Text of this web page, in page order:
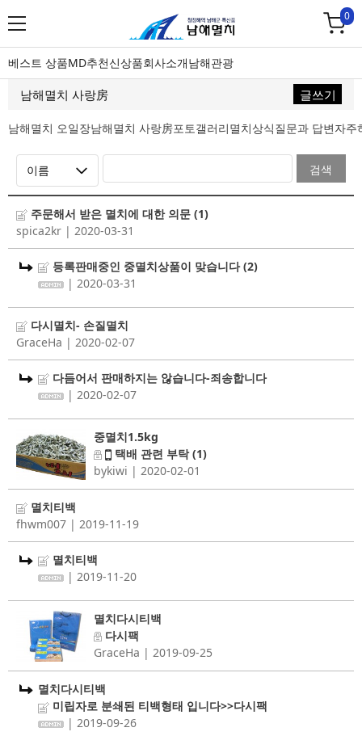
0
베스트 상품MD추천신상품회사소개남해관광
남해멸치 사랑房 글쓰기
남해멸치 오일장남해멸치 사랑房포토갤러리멸치상식질문과 답변자주
검색
주문해서 받은 멸치에 대한 의문 (1)
spica2kr | 2020-03-31
등록판매중인 중멸치상품이 맞습니다(2)
| 2020-03-31
다시멸치- 손질멸치
GraceHa | 2020-02-07
다듬어서 판매하지는 않습니다-죄송합니다
| 2020-02-07
중멸치1.5kg
택배 관련 부탁(1)
bykiwi | 2020-02-01
멸치티백
fhwm007 | 2019-11-19
멸치티백
| 2019-11-20
멸치다시티백
다시팩
GraceHa | 2019-09-25
멸치다시티백
미립자로 분쇄된 티백형태 입니다>>다시팩
| 2019-09-26